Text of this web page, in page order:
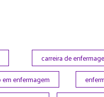
carreira de
enfermagem